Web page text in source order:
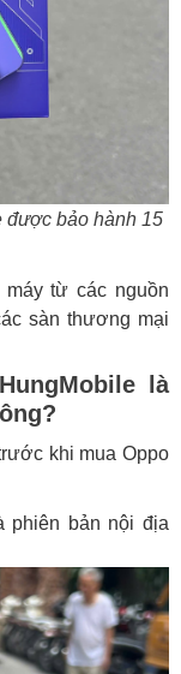
được bảo hành 15
từ các nguồn
sàn thương mại
là
khi mua Oppo
phiên bản nội địa